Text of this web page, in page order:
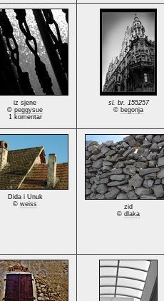
iz sjene
© peggysue
1 komentar
sl. br. 155257
© begonja
Dida i Unuk
© weiss
zid
© dlaka